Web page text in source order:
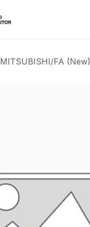
MITSUBISHI/FA (New)